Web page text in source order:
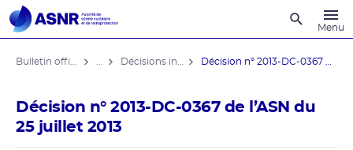
Menu
Décision n° 2013-DC-0367 de l’ASN du
25 juillet 2013